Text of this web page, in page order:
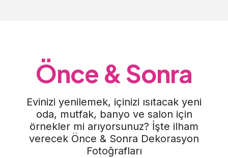
Önce & Sonra
Evinizi yenilemek, içinizi ısıtacak yeni
oda, mutfak, banyo ve salon için
örnekler mi arıyorsunuz? İşte ilham
verecek Önce & Sonra Dekorasyon
Fotoğrafları